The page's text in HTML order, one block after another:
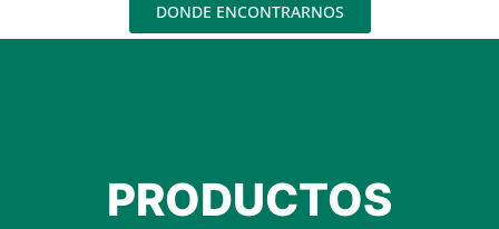
DONDE ENCONTRARNOS
PRODUCTOS